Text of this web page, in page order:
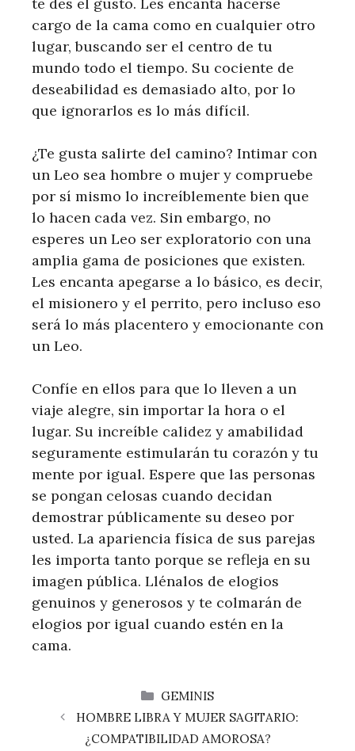
cargo de la cama como en cualquier otro
lugar, buscando ser el centro de tu
mundo todo el tiempo. Su cociente de
deseabilidad es demasiado alto, por lo
que ignorarlos es lo más difícil.
¿Te gusta salirte del camino? Intimar con
un Leo sea ​​hombre o mujer y compruebe
por sí mismo lo increíblemente bien que
lo hacen cada vez. Sin embargo, no
esperes un Leo ser exploratorio con una
amplia gama de posiciones que existen.
Les encanta apegarse a lo básico, es decir,
el misionero y el perrito, pero incluso eso
será lo más placentero y emocionante con
un Leo.
Confíe en ellos para que lo lleven a un
viaje alegre, sin importar la hora o el
lugar. Su increíble calidez y amabilidad
seguramente estimularán tu corazón y tu
mente por igual. Espere que las personas
se pongan celosas cuando decidan
demostrar públicamente su deseo por
usted. La apariencia física de sus parejas
les importa tanto porque se refleja en su
imagen pública. Llénalos de elogios
genuinos y generosos y te colmarán de
elogios por igual cuando estén en la
cama.
CATEGORÍAS
GEMINIS
HOMBRE LIBRA Y MUJER SAGITARIO:
¿COMPATIBILIDAD AMOROSA?